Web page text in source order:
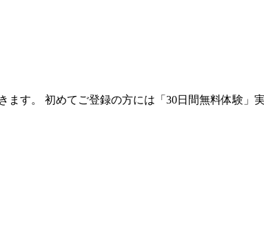
す。 初めてご登録の方には「30日間無料体験」実